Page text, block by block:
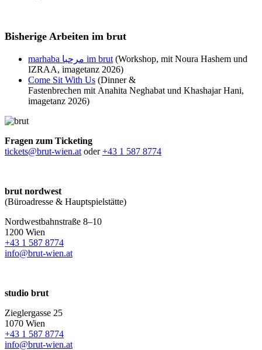
Bisherige Arbeiten im brut
marhaba مرحبا im brut (Workshop, mit Noura Hashem und
IZRAA, imagetanz 2026)
Come Sit With Us (Dinner &
Fastenbrechen mit Anahita Neghabat und Khashajar Hani,
imagetanz 2026)
Fragen zum Ticketing
tickets@brut-wien.at oder+43 1 587 8774
brut nordwest
(Büroadresse & Hauptspielstätte)
Nordwestbahnstraße 8–10
1200 Wien
+43 1 587 8774
info@brut-wien.at
studio brut
Zieglergasse 25
1070 Wien
+43 1 587 8774
info@brut-wien.at